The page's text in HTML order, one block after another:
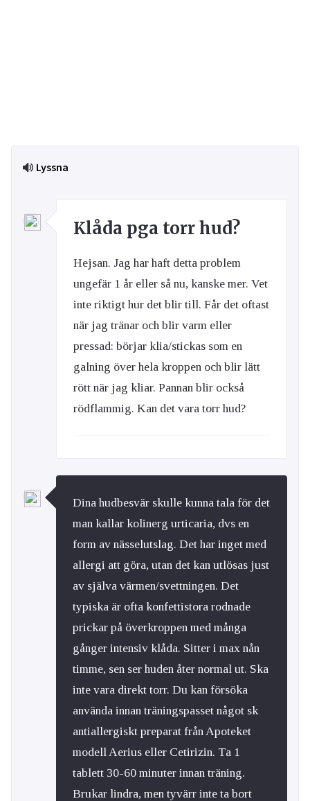
Lyssna
Klåda pga torr hud?
Hejsan. Jag har haft detta problem
ungefär 1 år eller så nu, kanske mer. Vet
inte riktigt hur det blir till. Får det oftast
när jag tränar och blir varm eller
pressad: börjar klia/stickas som en
galning över hela kroppen och blir lätt
rött när jag kliar. Pannan blir också
rödflammig. Kan det vara torr hud?
Dina hudbesvär skulle kunna tala för det
man kallar kolinerg urticaria, dvs en
form av nässelutslag. Det har inget med
allergi att göra, utan det kan utlösas just
av själva värmen/svettningen. Det
typiska är ofta konfettistora rodnade
prickar på överkroppen med många
gånger intensiv klåda. Sitter i max nån
timme, sen ser huden åter normal ut. Ska
inte vara direkt torr. Du kan försöka
använda innan träningspasset något sk
antiallergiskt preparat från Apoteket
modell Aerius eller Cetirizin. Ta 1
tablett 30-60 minuter innan träning.
Brukar lindra, men tyvärr inte ta bort